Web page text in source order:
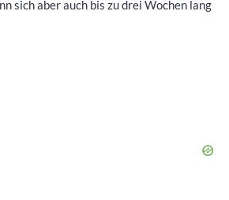
sich aber auch bis zu drei Wochen lang